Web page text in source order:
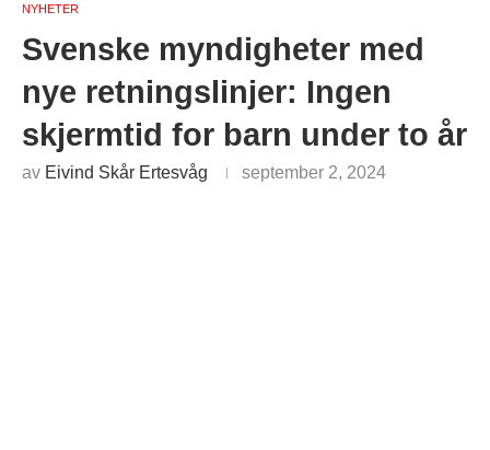
NYHETER
Svenske myndigheter med
nye retningslinjer: Ingen
skjermtid for barn under to år
av Eivind Skår Ertesvåg september 2, 2024